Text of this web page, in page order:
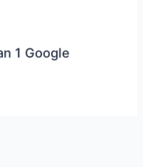
1 Google